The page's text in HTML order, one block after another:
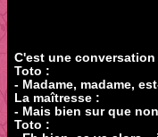
C'est une
Toto :
- Madame, madame,
La maîtresse :
- Mais bien sur que
Toto :